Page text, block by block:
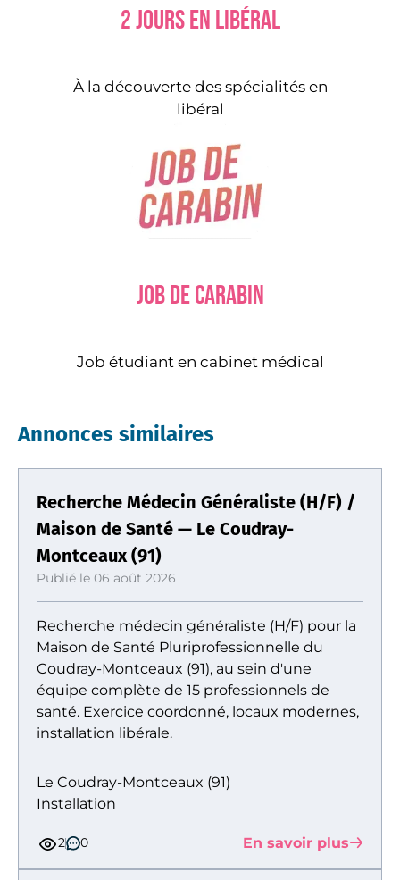
2 jours en libéral
À la découverte des spécialités en
libéral
Job de carabin
Job étudiant en cabinet médical
Annonces similaires
Recherche Médecin Généraliste (H/F) /
Maison de Santé — Le Coudray-
Montceaux (91)
Publié le 06 août 2026
Recherche médecin généraliste (H/F) pour la
Maison de Santé Pluriprofessionnelle du
Coudray-Montceaux (91), au sein d'une
équipe complète de 15 professionnels de
santé. Exercice coordonné, locaux modernes,
installation libérale.
Le Coudray-Montceaux (91)
Installation
2 0 En savoir plus